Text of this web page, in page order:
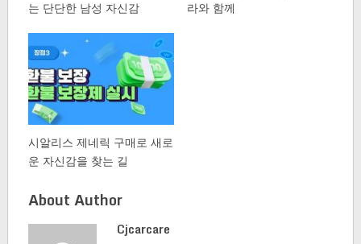
는 단단한 남성 자신감
라와 함께
시알리스 제네릭 구매로 새로
운 자신감을 찾는 길
About Author
Cjcarcare